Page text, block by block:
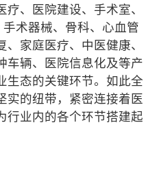
、医院建设、手术室、
术器械、骨科、心血管
家庭医疗、中医健康、
车辆、医院信息化及等产
生态的关键环节。如此全
实的纽带，紧密连接着医
行业内的各个环节搭建起